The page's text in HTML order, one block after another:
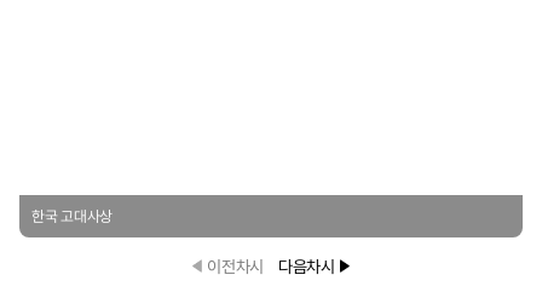
한국 고대사상
이전차시 다음차시